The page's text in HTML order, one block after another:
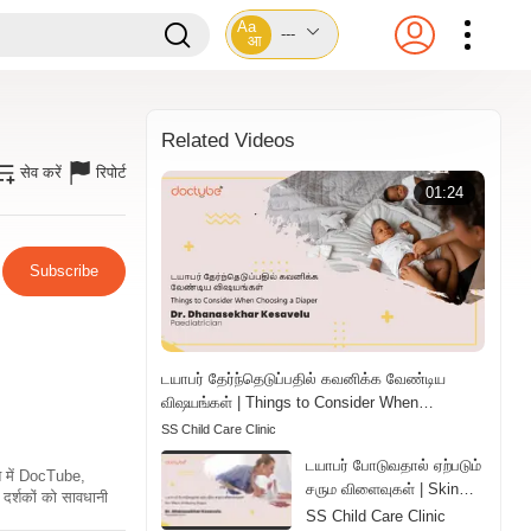
Aa
आ
---
सेव करें रिपोर्ट
Subscribe
में DocTube,
को सावधानी
Related Videos
01:24
டயாபர் தேர்ந்தெடுப்பதில் கவனிக்க வேண்டிய
விஷயங்கள் | Things to Consider When
Choosing a Diaper | Tamil
SS Child Care Clinic
டயாபர் போடுவதால் ஏற்படும்
சரும விளைவுகள் | Skin
Effects of Wearing
SS Child Care Clinic